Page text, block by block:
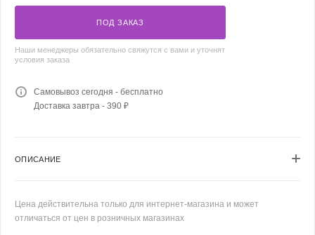
ПОД ЗАКАЗ
Наши менеджеры обязательно свяжутся с вами и уточнят
условия заказа
Самовывоз сегодня - бесплатно
Доставка завтра - 390 ₽
ОПИСАНИЕ
Цена действительна только для интернет-магазина и может
отличаться от цен в розничных магазинах